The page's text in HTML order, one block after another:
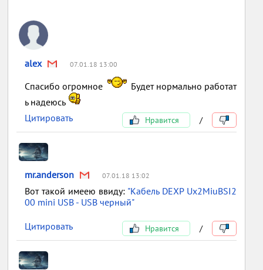
alex 07.01.18 13:00
Спасибо огромное
Будет нормально работат
ь надеюсь
Цитировать
Нравится /
mr.anderson 07.01.18 13:02
Вот такой имеею ввиду: "Кабель DEXP Ux2MiuBSI2
00 mini USB - USB черный"
Цитировать Нравится /